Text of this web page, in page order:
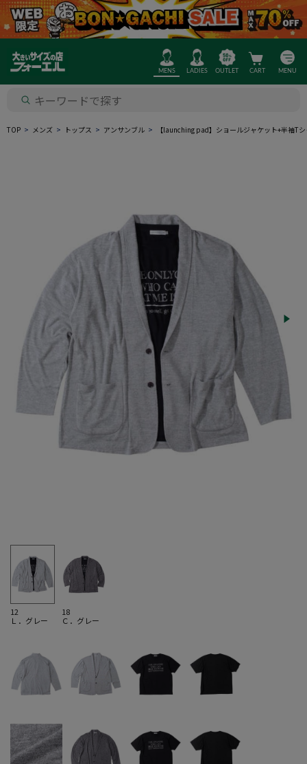
MENS LADIES OUTLET CART MENU
TOP メンズ トップス アンサンブル 【launching pad】ショールジャケット+半袖T
12
Ｌ．グレー
18
Ｃ．グレー